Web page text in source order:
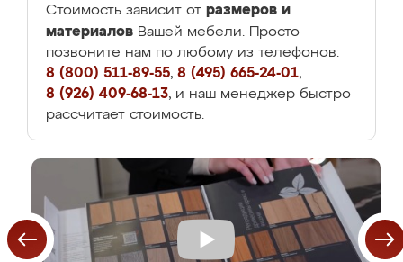
Стоимость зависит от размеров и
материалов Вашей мебели. Просто
позвоните нам по любому из телефонов:
8 (800) 511-89-55, 8 (495) 665-24-01,
8 (926) 409-68-13, и наш менеджер быстро
рассчитает стоимость.